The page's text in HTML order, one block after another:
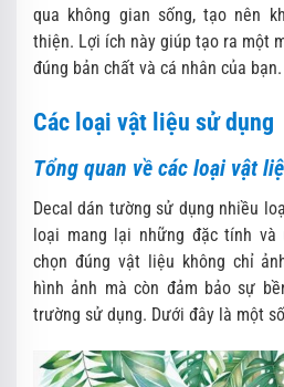
qua không gian sống, tạo nên
thiện. Lợi ích này giúp tạo ra một
đúng bản chất và cá nhân của bạn.
Các loại vật liệu sử dụng
Tổng quan về các loại vật
Decal dán tường sử dụng nhiều
loại mang lại những đặc tính
chọn đúng vật liệu không chỉ
hình ảnh mà còn đảm bảo sự
trường sử dụng. Dưới đây là một